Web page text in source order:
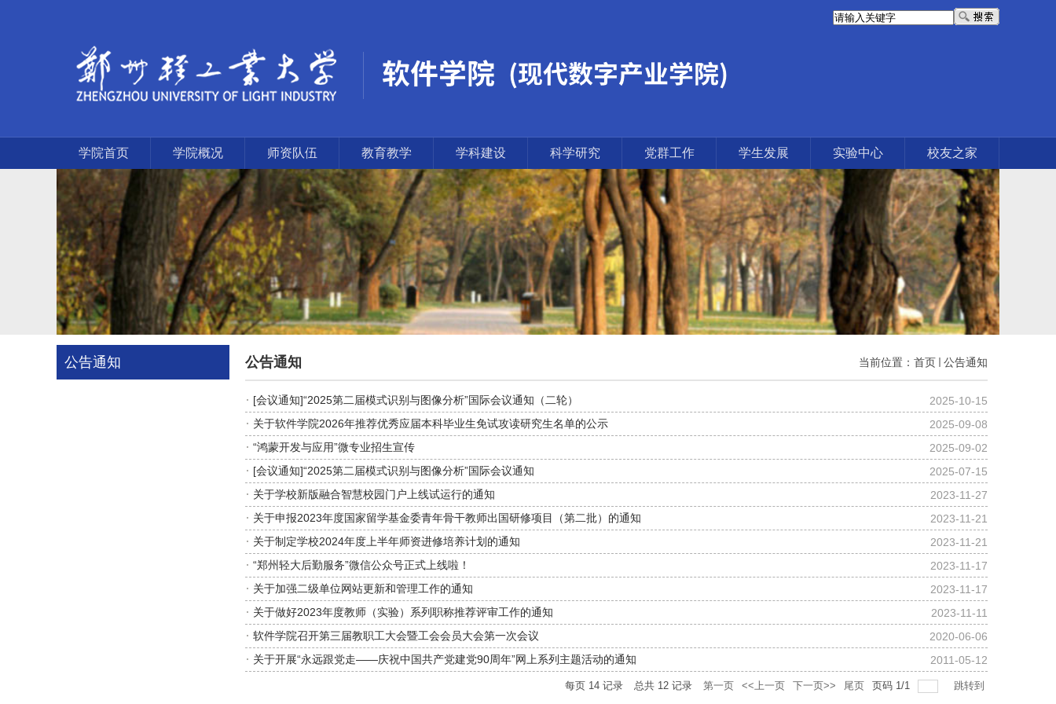
学院首页 学院概况 师资队伍 教育教学 学科建设 科学研究 党群工作 学生发展 实验中心 校友之家
公告通知 公告通知 当前位置： 首页 公告通知
[会议通知]“2025第二届模式识别与图像分析”国际会议通知（二轮）
2025-10-15
关于软件学院2026年推荐优秀应届本科毕业生免试攻读研究生名单的公示
2025-09-08
“鸿蒙开发与应用”微专业招生宣传
2025-09-02
[会议通知]“2025第二届模式识别与图像分析”国际会议通知
2025-07-15
关于学校新版融合智慧校园门户上线试运行的通知
2023-11-27
关于申报2023年度国家留学基金委青年骨干教师出国研修项目（第二批）的通知
2023-11-21
关于制定学校2024年度上半年师资进修培养计划的通知
2023-11-21
“郑州轻大后勤服务”微信公众号正式上线啦！
2023-11-17
关于加强二级单位网站更新和管理工作的通知
2023-11-17
关于做好2023年度教师（实验）系列职称推荐评审工作的通知
2023-11-11
软件学院召开第三届教职工大会暨工会会员大会第一次会议
2020-06-06
关于开展“永远跟党走——庆祝中国共产党建党90周年”网上系列主题活动的通知
2011-05-12
每页 14 记录 总共 12 记录 第一页 <<上一页 下一页>> 尾页 页码 1/1 跳转到